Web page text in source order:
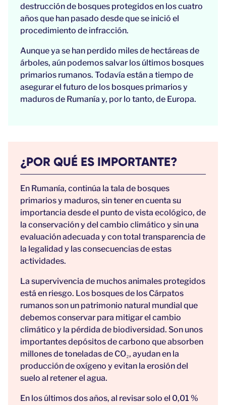
destrucción de bosques protegidos en los cuatro
años que han pasado desde que se inició el
procedimiento de infracción.
Aunque ya se han perdido miles de hectáreas de
árboles, aún podemos salvar los últimos bosques
primarios rumanos. Todavía están a tiempo de
asegurar el futuro de los bosques primarios y
maduros de Rumanía y, por lo tanto, de Europa.
¿POR QUÉ ES IMPORTANTE?
En Rumanía, continúa la tala de bosques
primarios y maduros, sin tener en cuenta su
importancia desde el punto de vista ecológico, de
la conservación y del cambio climático y sin una
evaluación adecuada y con total transparencia de
la legalidad y las consecuencias de estas
actividades.
La supervivencia de muchos animales protegidos
está en riesgo. Los bosques de los Cárpatos
rumanos son un patrimonio natural mundial que
debemos conservar para mitigar el cambio
climático y la pérdida de biodiversidad. Son unos
importantes depósitos de carbono que absorben
millones de toneladas de CO₂, ayudan en la
producción de oxígeno y evitan la erosión del
suelo al retener el agua.
En los últimos dos años, al revisar solo el 0,01 %